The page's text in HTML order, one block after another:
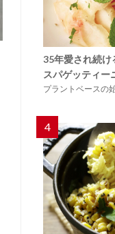
35年愛され続け
スパゲッティー
プラントベースの
4